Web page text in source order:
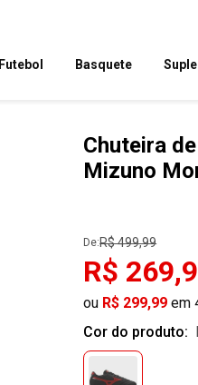
Futebol Basquete
Chuteira
Mizuno
De:R$ 499,99
R$
ou R$ 299,99 em
Cor do produto: